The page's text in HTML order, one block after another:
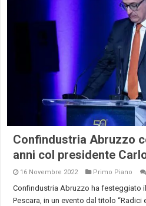
Confindustria Abruzzo
anni col presidente
16 Novembre 2022 Primo Piano
Confindustria Abruzzo ha festeggiato
Pescara, in un evento dal titolo